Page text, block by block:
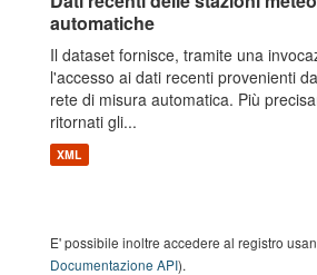
automatiche
Il dataset fornisce, tramite una
l'accesso ai dati recenti provenienti
rete di misura automatica. Più
ritornati gli...
XML
E' possibile inoltre accedere al registro
Documentazione API).